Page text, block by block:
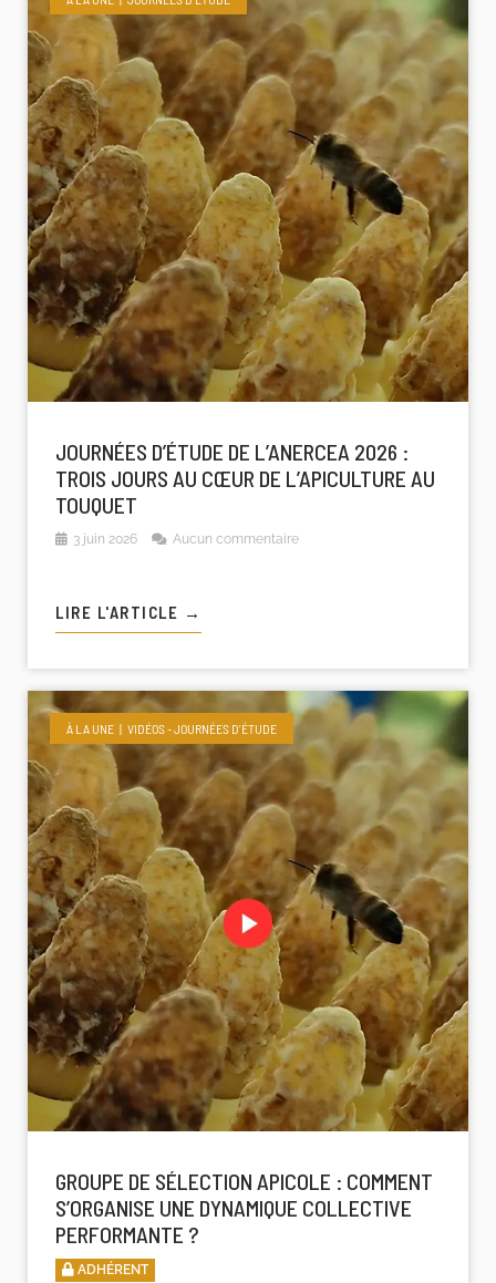
JOURNÉES D’ÉTUDE DE L’ANERCEA 2026 :
TROIS JOURS AU CŒUR DE L’APICULTURE AU
TOUQUET
3 juin 2026 Aucun commentaire
LIRE L'ARTICLE →
À LA UNE VIDÉOS - JOURNÉES D'ÉTUDE
GROUPE DE SÉLECTION APICOLE : COMMENT
S’ORGANISE UNE DYNAMIQUE COLLECTIVE
PERFORMANTE ?
ADHÉRENT